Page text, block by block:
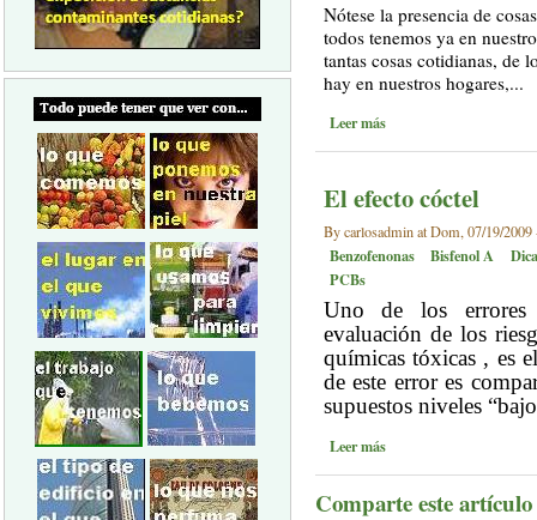
Nótese la presencia de
todos tenemos ya en
tantas cosas cotidianas, de
hay en nuestros hogares,...
Leer más
El efecto cóctel
By carlosadmin at Dom, 07/19/2009
Benzofenonas Bisfenol A
PCBs
Uno de los
evaluación de los
químicas tóxicas , es
de este error es
supuestos niveles
Leer más
Comparte este artículo